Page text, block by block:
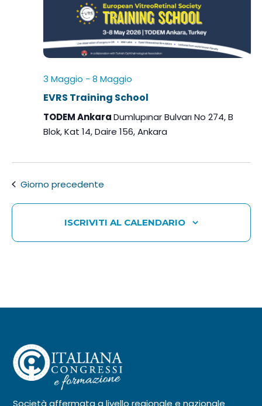
.
3 Maggio - 8 Maggio
EVRS Training School
TODEM AnkaraDumlupınar Bulvarı No 274, B
Blok, Kat 14, Daire 156, Ankara
Giorno precedente
ISCRIVITI AL CALENDARIO
Società affermata a livello regionale e nazionale